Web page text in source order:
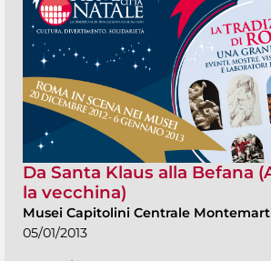
Da Santa Klaus alla Befana
la vecchina)
Musei Capitolini Centrale
05/01/2013